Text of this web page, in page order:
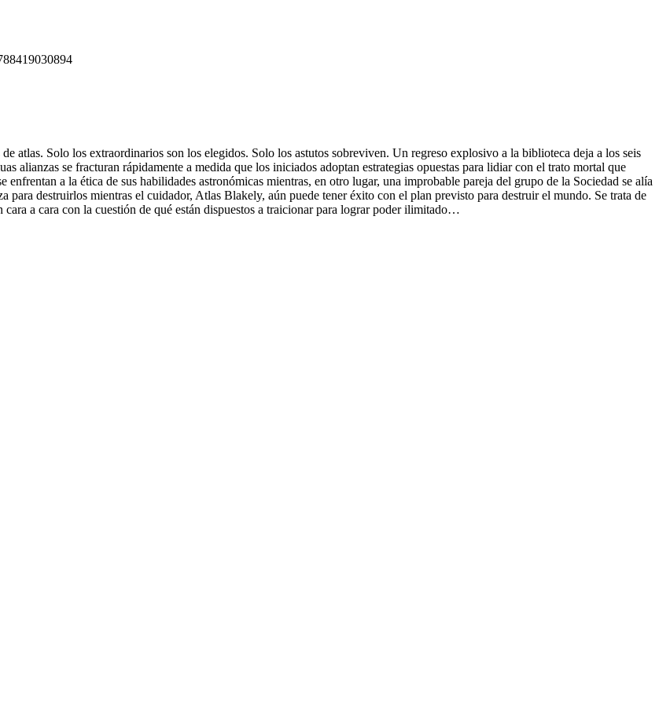
atlas. Solo los extraordinarios son los elegidos. Solo los astutos sobreviven. Un regreso explosivo a la biblioteca deja a los seis
alianzas se fracturan rápidamente a medida que los iniciados adoptan estrategias opuestas para lidiar con el trato mortal que
a la ética de sus habilidades astronómicas mientras, en otro lugar, una improbable pareja del grupo de la Sociedad se alía
destruirlos mientras el cuidador, Atlas Blakely, aún puede tener éxito con el plan previsto para destruir el mundo. Se trata de
a cara con la cuestión de qué están dispuestos a traicionar para lograr poder ilimitado…